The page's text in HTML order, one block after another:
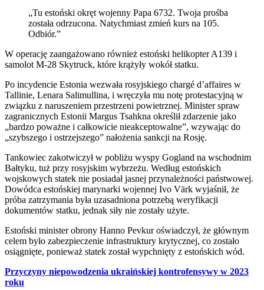
„Tu estoński okręt wojenny Papa 6732. Twoja prośba
została odrzucona. Natychmiast zmień kurs na 105.
Odbiór.”
W operację zaangażowano również estoński helikopter A139 i
samolot M-28 Skytruck, które krążyły wokół statku.
Po incydencie Estonia wezwała rosyjskiego chargé d’affaires w
Tallinie, Lenara Salimullina, i wręczyła mu notę protestacyjną w
związku z naruszeniem przestrzeni powietrznej. Minister spraw
zagranicznych Estonii Margus Tsahkna określił zdarzenie jako
„bardzo poważne i całkowicie nieakceptowalne”, wzywając do
„szybszego i ostrzejszego” nałożenia sankcji na Rosję.
Tankowiec zakotwiczył w pobliżu wyspy Gogland na wschodnim
Bałtyku, tuż przy rosyjskim wybrzeżu. Według estońskich
wojskowych statek nie posiadał jasnej przynależności państwowej.
Dowódca estońskiej marynarki wojennej Ivo Värk wyjaśnił, że
próba zatrzymania była uzasadniona potrzebą weryfikacji
dokumentów statku, jednak siły nie zostały użyte.
Estoński minister obrony Hanno Pevkur oświadczył, że głównym
celem było zabezpieczenie infrastruktury krytycznej, co zostało
osiągnięte, ponieważ statek został wypchnięty z estońskich wód.
Przyczyny niepowodzenia ukraińskiej kontrofensywy w 2023
roku